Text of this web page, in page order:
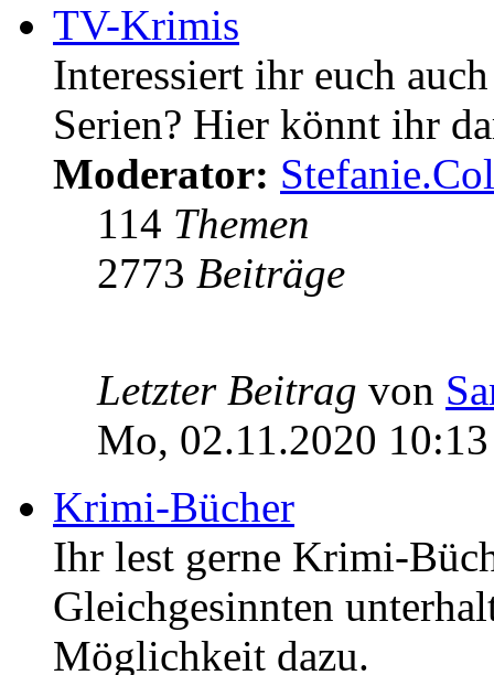
TV-Krimis
Interessiert ihr euch
Serien? Hier könnt ihr
Moderator:
114 Themen
2773 Beiträge
Letzter Beitrag von
Mo, 02.11.2020 10:13
Krimi-Bücher
Ihr lest gerne Krimi-
Gleichgesinnten
Möglichkeit dazu.